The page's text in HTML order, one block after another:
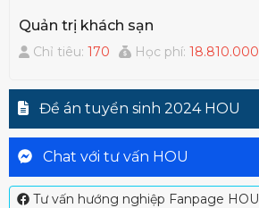
Quản trị khách sạn
Chỉ tiêu:170 Học phí:18.810.000
Đề án tuyển sinh 2024 HOU
Chat với tư vấn HOU
Tư vấn hướng nghiệp Fanpage HOU